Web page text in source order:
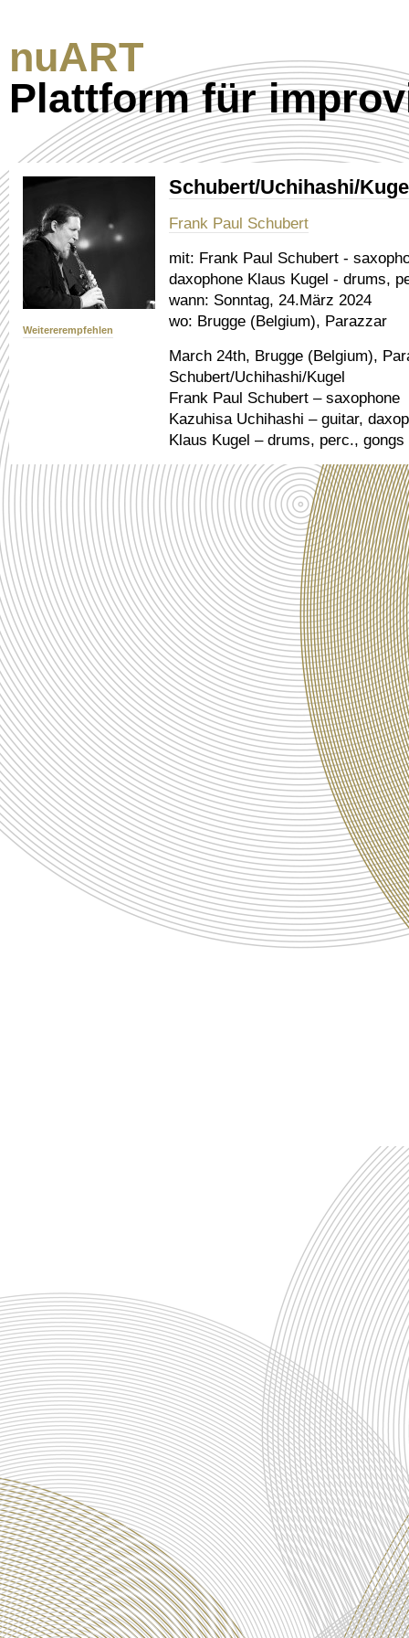
nuART
Plattform für
Weitererempfehlen
Schubert/Uchihashi/
Frank Paul Schubert
mit: Frank Paul Schubert -
daxophone Klaus Kugel - drums,
wann: Sonntag, 24.März 2024
wo: Brugge (Belgium), Parazzar
March 24th, Brugge (Belgium),
Schubert/Uchihashi/Kugel
Frank Paul Schubert – saxophone
Kazuhisa Uchihashi – guitar,
Klaus Kugel – drums, perc., gongs